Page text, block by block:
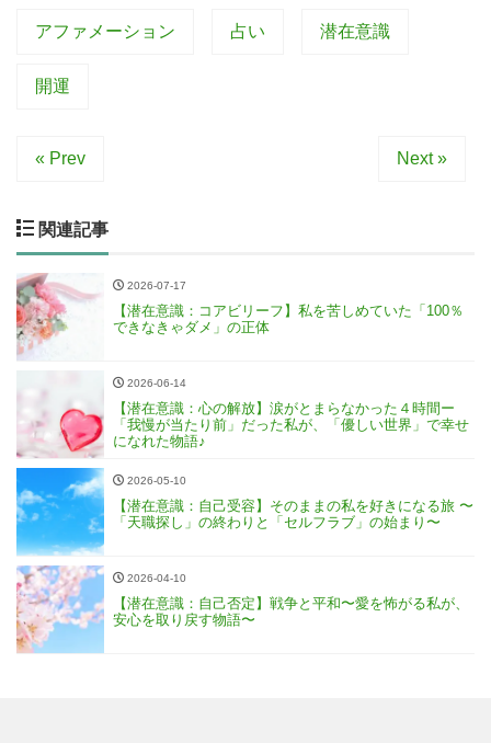
アファメーション 占い 潜在意識
開運
« Prev Next »
関連記事
2026-07-17
【潜在意識：コアビリーフ】私を苦しめていた「100％
できなきゃダメ」の正体
2026-06-14
【潜在意識：心の解放】涙がとまらなかった４時間ー
「我慢が当たり前」だった私が、「優しい世界」で幸せ
になれた物語♪
2026-05-10
【潜在意識：自己受容】そのままの私を好きになる旅 〜
「天職探し」の終わりと「セルフラブ」の始まり〜
2026-04-10
【潜在意識：自己否定】戦争と平和〜愛を怖がる私が、
安心を取り戻す物語〜